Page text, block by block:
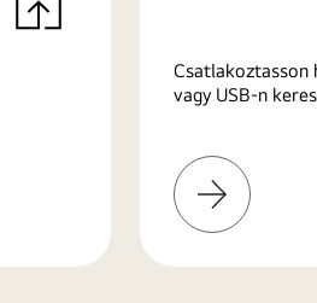
Csatlakoztasson
vagy USB-n
További
információk